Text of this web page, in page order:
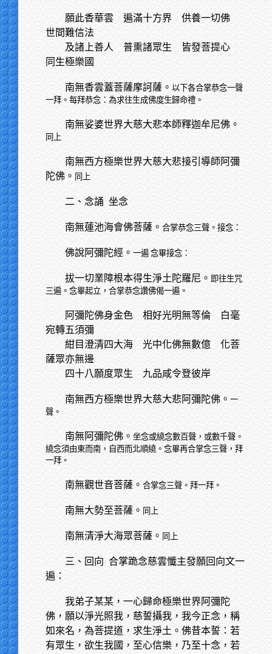
願此香華雲
遍滿十方界 供養一切佛
世間難信法
及諸上善人
普熏諸眾生 皆發菩提心
同生極樂國
南無香雲蓋菩薩摩訶薩。以下各合掌恭念一聲
一拜。每拜恭念：為求往生成佛度生歸命禮。
南無娑婆世界大慈大悲本師釋迦牟尼佛。
同上
南無西方極樂世界大慈大悲接引導師阿彌
陀佛。 同上
二、念誦 坐念
南無蓮池海會佛菩薩。 合掌恭念三聲。接念：
佛說阿彌陀經。 一遍 念畢接念：
拔一切業障根本得生淨土陀羅尼。 即往生咒
三遍。念畢起立，合掌恭念讚佛偈一遍。
阿彌陀佛身金色
相好光明無等倫 白毫
宛轉五須彌
紺目澄清四大海
光中化佛無數億 化菩
薩眾亦無邊
四十八願度眾生
九品咸令登彼岸
南無西方極樂世界大慈大悲阿彌陀佛。一
聲。
南無阿彌陀佛。 坐念或繞念數百聲，或數千聲。
繞念須由東而南，自西而北順繞。念畢再合掌念三聲，拜
一拜。
南無觀世音菩薩。合掌念三聲。拜一拜。
南無大勢至菩薩。同上
南無清淨大海眾菩薩。 同上
三、回向 合掌跪念慈雲懺主發願回向文一
遍：
我弟子某某，一心歸命極樂世界阿彌陀
佛，願以淨光照我，慈誓攝我，我今正念，稱
如來名，為菩提道，求生淨土。佛昔本誓：若
有眾生，欲生我國，至心信樂，乃至十念，若